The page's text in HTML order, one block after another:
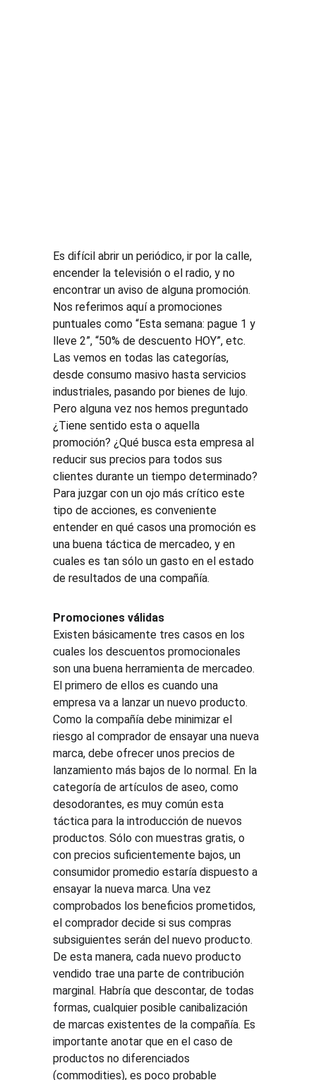
Es difícil abrir un periódico, ir por la calle,
encender la televisión o el radio, y no
encontrar un aviso de alguna promoción.
Nos referimos aquí a promociones
puntuales como “Esta semana: pague 1 y
lleve 2”, “50% de descuento HOY”, etc.
Las vemos en todas las categorías,
desde consumo masivo hasta servicios
industriales, pasando por bienes de lujo.
Pero alguna vez nos hemos preguntado
¿Tiene sentido esta o aquella
promoción? ¿Qué busca esta empresa al
reducir sus precios para todos sus
clientes durante un tiempo determinado?
Para juzgar con un ojo más crítico este
tipo de acciones, es conveniente
entender en qué casos una promoción es
una buena táctica de mercadeo, y en
cuales es tan sólo un gasto en el estado
de resultados de una compañía.
Promociones válidas
Existen básicamente tres casos en los
cuales los descuentos promocionales
son una buena herramienta de mercadeo.
El primero de ellos es cuando una
empresa va a lanzar un nuevo producto.
Como la compañía debe minimizar el
riesgo al comprador de ensayar una nueva
marca, debe ofrecer unos precios de
lanzamiento más bajos de lo normal. En la
categoría de artículos de aseo, como
desodorantes, es muy común esta
táctica para la introducción de nuevos
productos. Sólo con muestras gratis, o
con precios suficientemente bajos, un
consumidor promedio estaría dispuesto a
ensayar la nueva marca. Una vez
comprobados los beneficios prometidos,
el comprador decide si sus compras
subsiguientes serán del nuevo producto.
De esta manera, cada nuevo producto
vendido trae una parte de contribución
marginal. Habría que descontar, de todas
formas, cualquier posible canibalización
de marcas existentes de la compañía. Es
importante anotar que en el caso de
productos no diferenciados
(commodities), es poco probable